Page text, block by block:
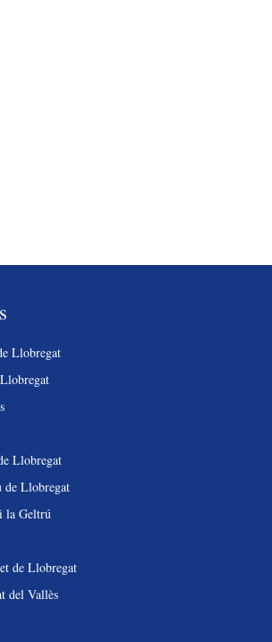
Llobregat
Llobregat
de Llobregat
la Geltrú
de Llobregat
del Vallès